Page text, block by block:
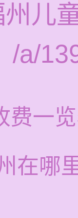
州儿
/a/
费一
在哪